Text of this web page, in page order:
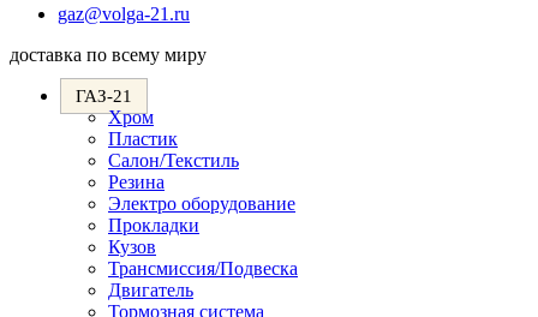
gaz@volga-21.ru
вашем
доставка по всему миру
ГАЗ-21
Хром
Пластик
Салон/Текстиль
Резина
Электро оборудование
Прокладки
Кузов
Трансмиссия/Подвеска
Двигатель
Тормозная система